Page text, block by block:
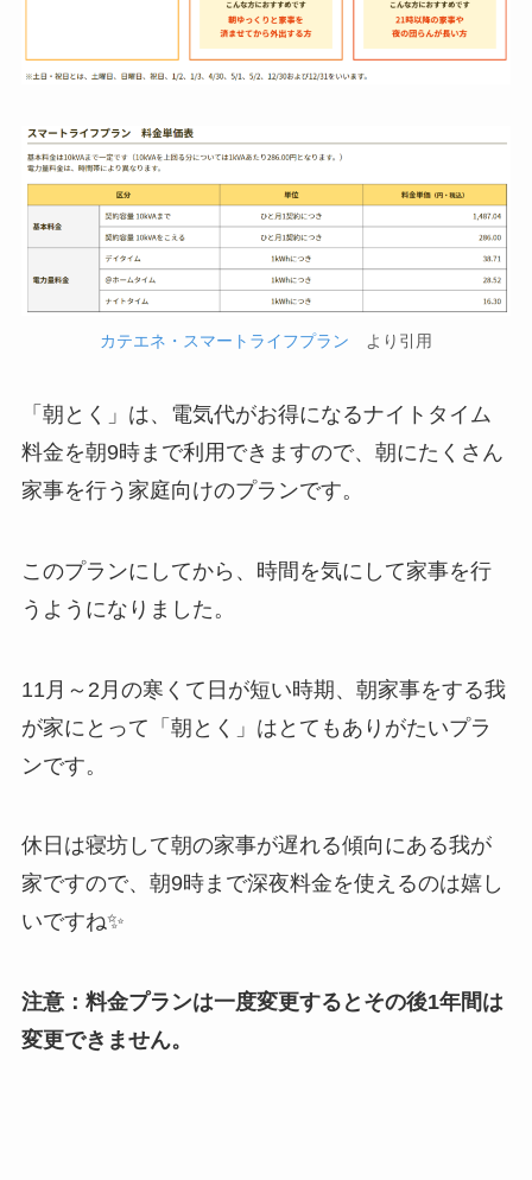
カテエネ・スマートライフプラン より引用
「朝とく」は、電気代がお得になるナイトタイム
料金を朝9時まで利用できますので、朝にたくさん
家事を行う家庭向けのプランです。
このプランにしてから、時間を気にして家事を行
うようになりました。
11月～2月の寒くて日が短い時期、朝家事をする我
が家にとって「朝とく」はとてもありがたいプラ
ンです。
休日は寝坊して朝の家事が遅れる傾向にある我が
家ですので、朝9時まで深夜料金を使えるのは嬉し
いですね✨
注意：料金プランは一度変更するとその後1年間は
変更できません。